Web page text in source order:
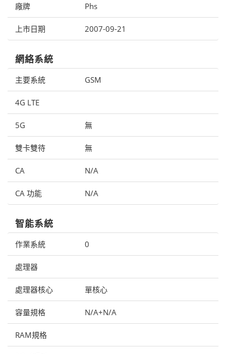
廠牌 Phs
上市日期 2007-09-21
網絡系統
主要系統 GSM
4G LTE
5G 無
雙卡雙待 無
CA N/A
CA 功能 N/A
智能系統
作業系統 0
處理器
處理器核心 單核心
容量規格 N/A+N/A
RAM規格